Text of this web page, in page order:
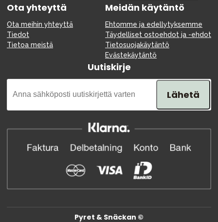
Ota yhteyttä
Ota meihin yhteyttä
Tiedot
Tietoa meistä
Meidän käytäntö
Ehtomme ja edellytyksemme
Täydelliset ostoehdot ja -ehdot
Tietosuojakäytäntö
Evästekäytäntö
Uutiskirje
Lähetä
Pyret & Snäckan ©